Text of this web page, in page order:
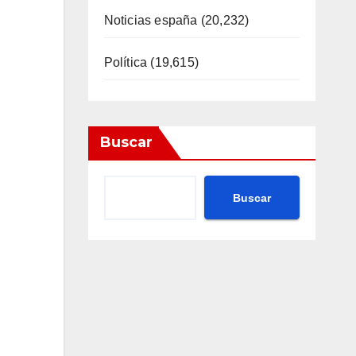
Noticias españa (20,232)
Política (19,615)
Buscar
Buscar